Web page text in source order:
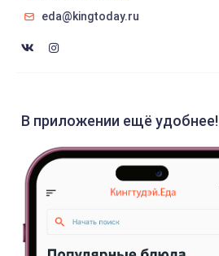
eda@kingtoday.ru
В приложении ещё удобнее!